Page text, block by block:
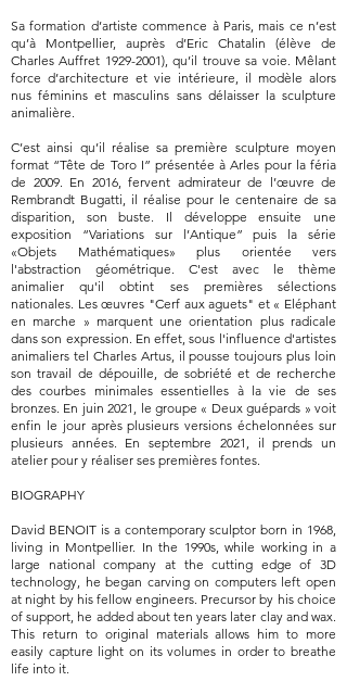
Sa formation d’artiste commence à Paris, mais ce n’est
qu’à Montpellier, auprès d’Eric Chatalin (élève de
Charles Auffret 1929-2001), qu’il trouve sa voie. Mêlant
force d’architecture et vie intérieure, il modèle alors
nus féminins et masculins sans délaisser la sculpture
animalière.
C’est ainsi qu’il réalise sa première sculpture moyen
format “Tête de Toro I” présentée à Arles pour la féria
de 2009. En 2016, fervent admirateur de l’œuvre de
Rembrandt Bugatti, il réalise pour le centenaire de sa
disparition, son buste. Il développe ensuite une
exposition “Variations sur l’Antique” puis la série
«Objets Mathématiques» plus orientée vers
l'abstraction géométrique. C'est avec le thème
animalier qu'il obtint ses premières sélections
nationales. Les œuvres "Cerf aux aguets" et « Eléphant
en marche » marquent une orientation plus radicale
dans son expression. En effet, sous l'influence d'artistes
animaliers tel Charles Artus, il pousse toujours plus loin
son travail de dépouille, de sobriété et de recherche
des courbes minimales essentielles à la vie de ses
bronzes. En juin 2021, le groupe « Deux guépards » voit
enfin le jour après plusieurs versions échelonnées sur
plusieurs années. En septembre 2021, il prends un
atelier pour y réaliser ses premières fontes.
BIOGRAPHY
David BENOIT is a contemporary sculptor born in 1968,
living in Montpellier. In the 1990s, while working in a
large national company at the cutting edge of 3D
technology, he began carving on computers left open
at night by his fellow engineers. Precursor by his choice
of support, he added about ten years later clay and wax.
This return to original materials allows him to more
easily capture light on its volumes in order to breathe
life into it.